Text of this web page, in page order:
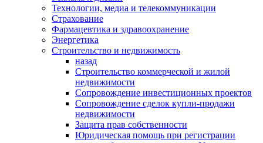
Технологии, медиа и телекоммуникации
Страхование
Фармацевтика и здравоохранение
Энергетика
Строительство и недвижимость
назад
Строительство коммерческой и жилой
недвижимости
Сопровождение инвестиционных проектов
Сопровождение сделок купли-продажи
недвижимости
Защита прав собственности
Юридическая помощь при регистрации